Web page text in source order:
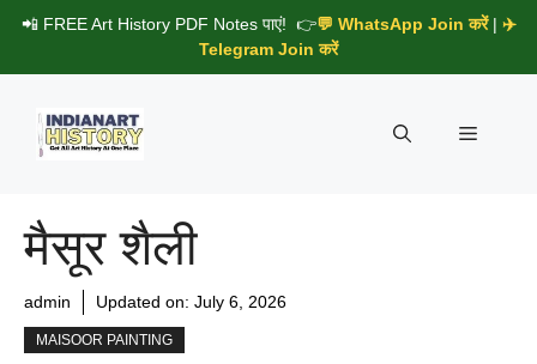
Skip
content
📲 FREE Art History PDF Notes पाएं! 👉💬 WhatsApp Join करें| ✈️
Telegram Join करें
Menu
मैसूर शैली
admin Updated on: July 6, 2026
MAISOOR PAINTING